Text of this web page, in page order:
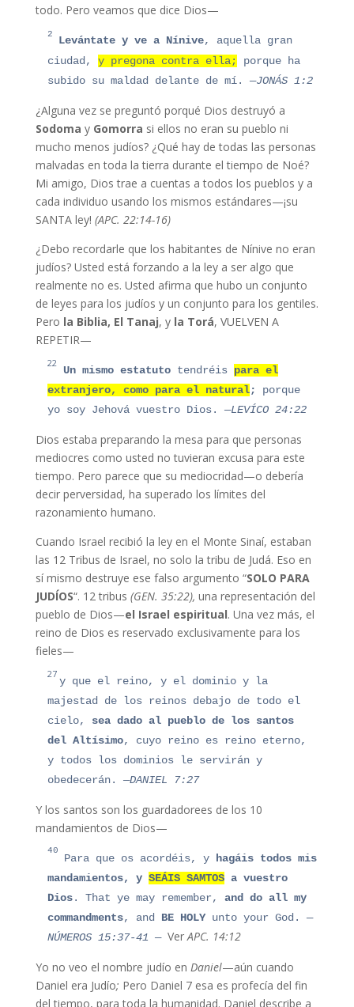
todo. Pero veamos que dice Dios—
2 Levántatey ve a Nínive, aquella gran
ciudad, y pregona contra ella;
porque ha
subido su maldad delante de mí.
—JONÁS 1:2
¿Alguna vez se preguntó porqué Dios destruyó a
Sodoma y Gomorra si ellos no eran su pueblo ni
mucho menos judíos? ¿Qué hay de todas las personas
malvadas en toda la tierra durante el tiempo de Noé?
Mi amigo, Dios trae a cuentas a todos los pueblos y a
cada individuo usando los mismos estándares—¡su
SANTA ley! (APC. 22:14-16)
¿Debo recordarle que los habitantes de Nínive no eran
judíos? Usted está forzando a la ley a ser algo que
realmente no es. Usted afirma que hubo un conjunto
de leyes para los judíos y un conjunto para los gentiles.
Pero la Biblia, El Tanaj, y la Torá, VUELVEN A
REPETIR—
22
Unmismo estatuto tendréis para el
extranjero, como para el natural; porque
yo soy Jehová vuestro Dios. —LEVÍCO 24:22
Dios estaba preparando la mesa para que personas
mediocres como usted no tuvieran excusa para este
tiempo. Pero parece que su mediocridad—o debería
decir perversidad, ha superado los límites del
razonamiento humano.
Cuando Israel recibió la ley en el Monte Sinaí, estaban
las 12 Tribus de Israel, no solo la tribu de Judá. Eso en
sí mismo destruye ese falso argumento “SOLO PARA
JUDÍOS“. 12 tribus (GEN. 35:22), una representación del
pueblo de Dios—el Israel espiritual. Una vez más, el
reino de Dios es reservado exclusivamente para los
fieles—
27
y que el reino, y el dominio y la
majestad de los reinos debajo de todo el
cielo,
sea dado al pueblo de los santos
del Altísimo, cuyo reino es reino eterno,
y todos los dominios le servirán y
obedecerán. —DANIEL 7:27
Y los santos son los guardadorees de los 10
mandamientos de Dios—
40
Para que os acordéis, y
hagáis todos mis
mandamientos, y SEÁIS SAMTOSa vuestro
Dios. That ye may remember, and do all my
commandments, and BE HOLYunto your God. —
NÚMEROS 15:37-41 — VerAPC. 14:12
Yo no veo el nombre judío en Daniel—aún cuando
Daniel era Judío; Pero Daniel 7 esa es profecía del fin
del tiempo, para toda la humanidad. Daniel describe a